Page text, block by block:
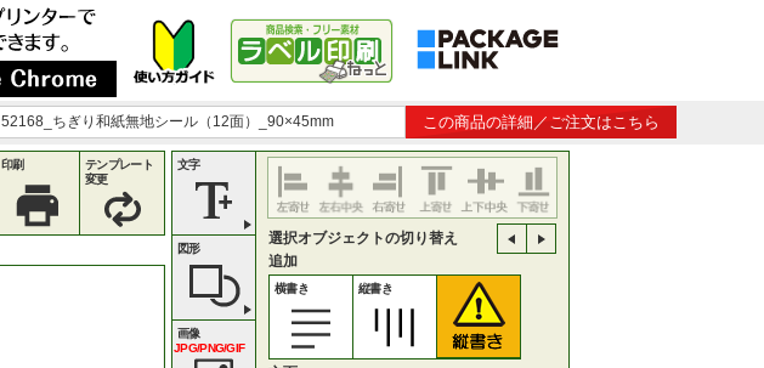
52168_ちぎり和紙無地シール（12面）_90×45mm この商品の詳細／ご注文はこちら
印刷
テンプレート
変更
文字
図形
画像
JPG/PNG/GIF
選択オブジェクトの切り替え
追加
横書き 縦書き